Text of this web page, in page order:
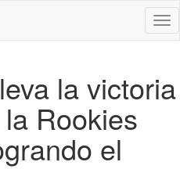
la victoria
Rookies
el